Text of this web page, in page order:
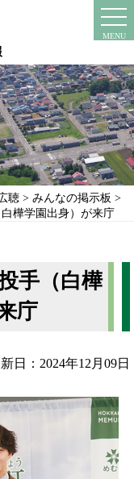
MENU
聴> みんなの掲示板 >
樺学園出身）が来庁
手（白樺
庁
日：2024年12月09日